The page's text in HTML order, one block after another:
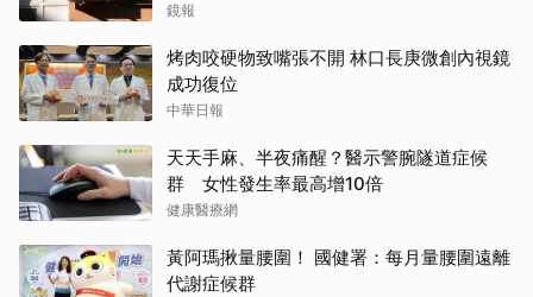
鏡報
烤肉咬硬物致嘴張不開 林口長庚微創內視鏡
成功復位
中華日報
天天手麻、半夜痛醒？醫示警腕隧道症候
群 女性發生率最高增10倍
健康醫療網
黃阿瑪揪量腰圍！ 國健署：每月量腰圍遠離
代謝症候群